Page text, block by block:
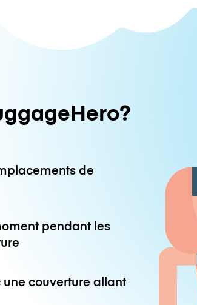
de
pendant les
couverture allant